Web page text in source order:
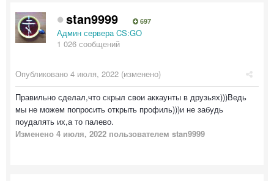
stan9999 697
Админ сервера CS:GO
1 026 сообщений
Опубликовано 4 июля, 2022 (изменено)
Правильно сделал,что скрыл свои аккаунты в друзьях)))Ведь
мы не можем попросить открыть профиль)))и не забудь
поудалять их,а то палево.
Изменено 4 июля, 2022 пользователем stan9999